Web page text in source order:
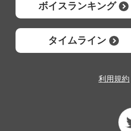
ボイスランキング
タイムライン
利用規約